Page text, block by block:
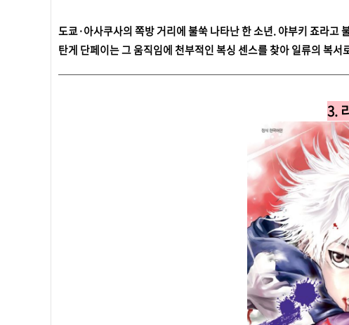
도쿄·아사쿠사의 쪽방 거리에 불쑥 나타난 한 소년. 야부키 죠라고
탄게 단페이는 그 움직임에 천부적인 복싱 센스를 찾아 일류의 복서
3.